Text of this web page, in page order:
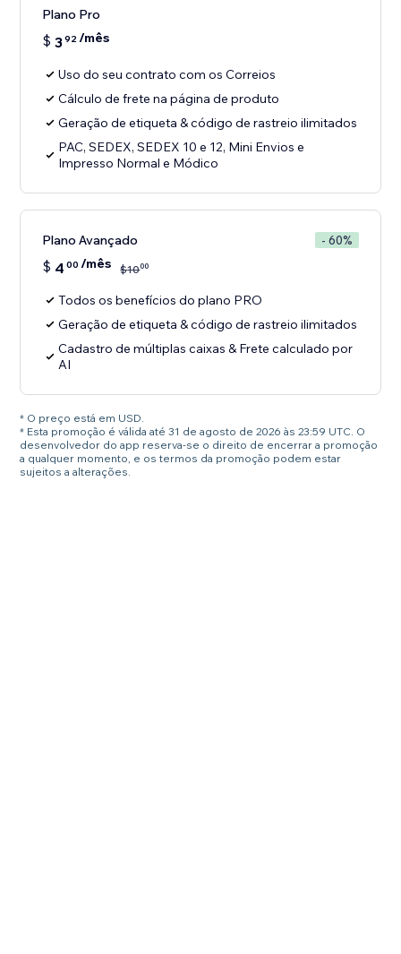
Plano Pro
$ 392/mês
Uso do seu contrato com os Correios
Cálculo de frete na página de produto
Geração de etiqueta & código de rastreio ilimitados
PAC, SEDEX, SEDEX 10 e 12, Mini Envios e
Impresso Normal e Módico
Plano Avançado - 60%
$ 4 00 /mês $1000
Todos os benefícios do plano PRO
Geração de etiqueta & código de rastreio ilimitados
Cadastro de múltiplas caixas & Frete calculado por
AI
* O preço está em USD.
* Esta promoção é válida até 31 de agosto de 2026 às 23:59 UTC. O
desenvolvedor do app reserva-se o direito de encerrar a promoção
a qualquer momento, e os termos da promoção podem estar
sujeitos a alterações.